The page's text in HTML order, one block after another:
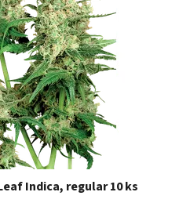
Indica, regular 10 ks